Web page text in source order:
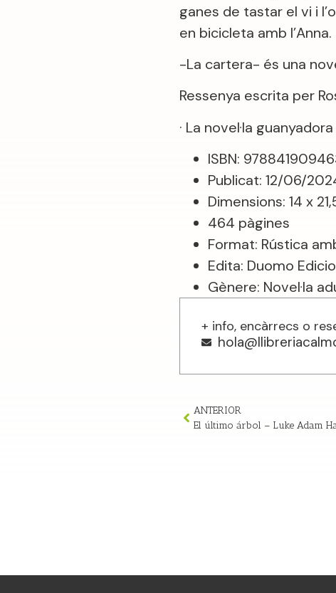
ganes de tastar el vi i
en bicicleta amb l’Anna.
-La cartera- és una
Ressenya escrita per
· La novel·la
ISBN:
Publicat: 12/06/
Dimensions: 14 x
464 pàgines
Format: Rústica
Edita: Duomo
Gènere: Novel·la
+ info, encàrrecs o
ANTERIOR
El último árbol – Luke Adam